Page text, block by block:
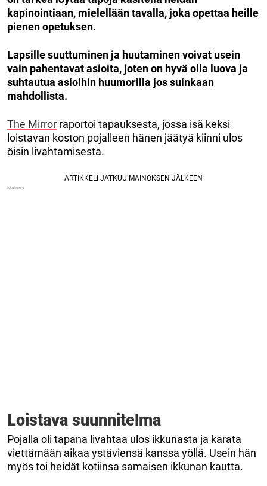
kapinointiaan, mielellään tavalla, joka opettaa heille
pienen opetuksen.
Lapsille suuttuminen ja huutaminen voivat usein
vain pahentavat asioita, joten on hyvä olla luova ja
suhtautua asioihin huumorilla jos suinkaan
mahdollista.
The Mirror raportoi tapauksesta, jossa isä keksi
loistavan koston pojalleen hänen jäätyä kiinni ulos
öisin livahtamisesta.
Loistava suunnitelma
Pojalla oli tapana livahtaa ulos ikkunasta ja karata
viettämään aikaa ystäviensä kanssa yöllä. Usein hän
myös toi heidät kotiinsa samaisen ikkunan kautta.